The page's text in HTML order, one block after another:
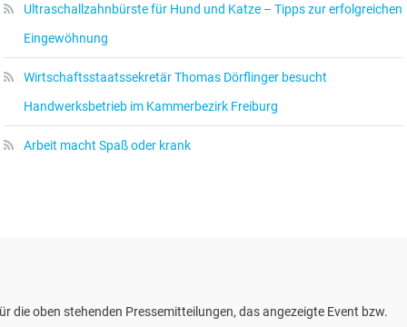
Ultraschallzahnbürste für Hund und Katze – Tipps zur erfolgreichen
Eingewöhnung
Wirtschaftsstaatssekretär Thomas Dörflinger besucht
Handwerksbetrieb im Kammerbezirk Freiburg
Arbeit macht Spaß oder krank
die oben stehenden Pressemitteilungen, das angezeigte Event bzw.